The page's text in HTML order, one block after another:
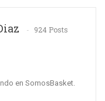
924 Posts
en SomosBasket.